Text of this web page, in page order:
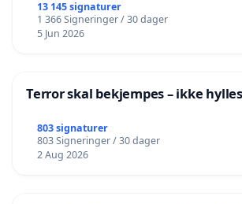
13 145 signaturer
1 366 Signeringer / 30 dager
5 Jun 2026
Terror skal bekjempes – ikke hylles
803 signaturer
803 Signeringer / 30 dager
2 Aug 2026